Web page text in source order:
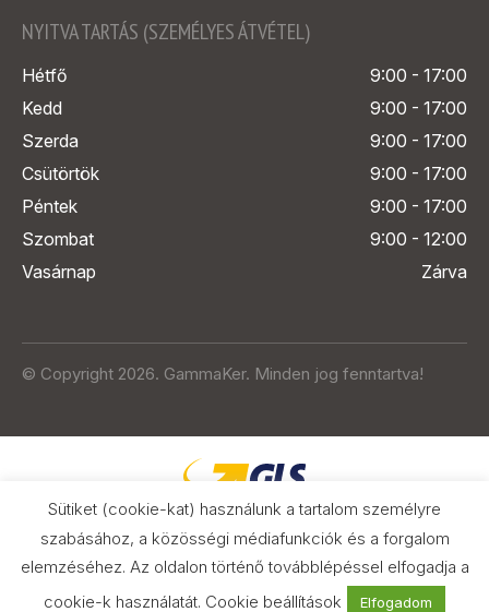
NYITVA TARTÁS (SZEMÉLYES ÁTVÉTEL)
Hétfő
9:00 - 17:00
Kedd
9:00 - 17:00
Szerda
9:00 - 17:00
Csütörtök
9:00 - 17:00
Péntek
9:00 - 17:00
Szombat
9:00 - 12:00
Vasárnap
Zárva
© Copyright 2026. GammaKer. Minden jog fenntartva!
Árak és paraméterek összehasonlítása
Sütiket (cookie-kat) használunk a tartalom személyre
szabásához, a közösségi médiafunkciók és a forgalom
elemzéséhez. Az oldalon történő továbblépéssel elfogadja a
cookie-k használatát. Cookie beállítások Elfogadom